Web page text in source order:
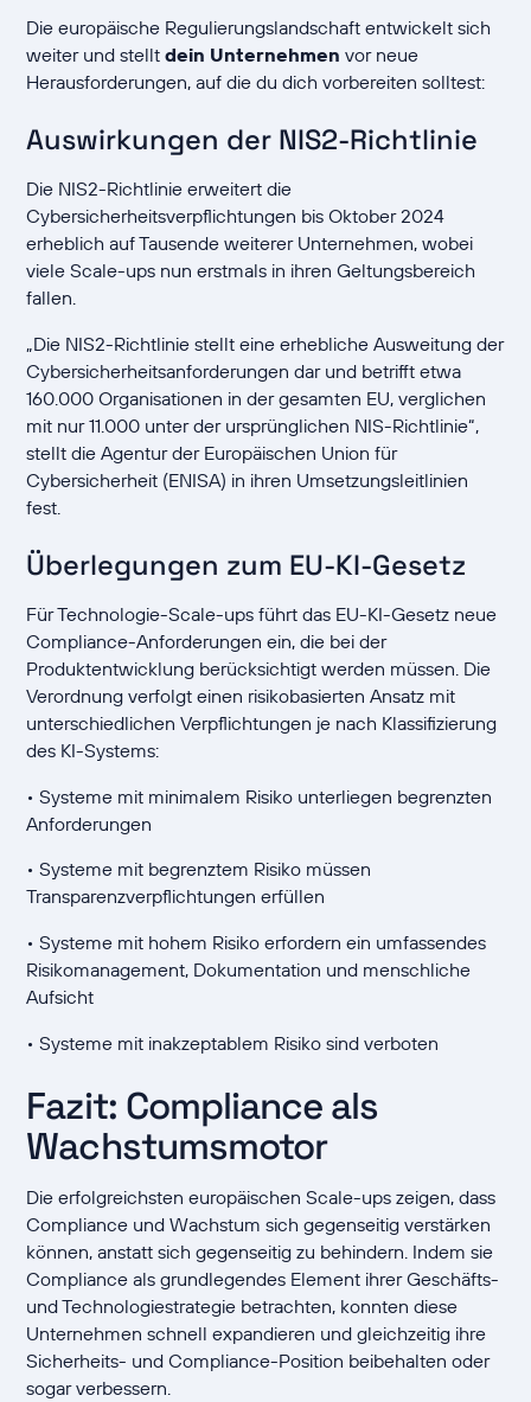
Die europäische Regulierungslandschaft entwickelt sich
weiter und stelltdein Unternehmen vor neue
Herausforderungen, auf die du dich vorbereiten solltest:
Auswirkungen der NIS2-Richtlinie
Die NIS2-Richtlinie erweitert die
Cybersicherheitsverpflichtungen bis Oktober 2024
erheblich auf Tausende weiterer Unternehmen, wobei
viele Scale-ups nun erstmals in ihren Geltungsbereich
fallen.
„Die NIS2-Richtlinie stellt eine erhebliche Ausweitung der
Cybersicherheitsanforderungen dar und betrifft etwa
160.000 Organisationen in der gesamten EU, verglichen
mit nur 11.000 unter der ursprünglichen NIS-Richtlinie“,
stellt die Agentur der Europäischen Union für
Cybersicherheit (ENISA) in ihren Umsetzungsleitlinien
fest.
Überlegungen zum EU-KI-Gesetz
Für Technologie-Scale-ups führt das EU-KI-Gesetz neue
Compliance-Anforderungen ein, die bei der
Produktentwicklung berücksichtigt werden müssen. Die
Verordnung verfolgt einen risikobasierten Ansatz mit
unterschiedlichen Verpflichtungen je nach Klassifizierung
des KI-Systems:
• Systeme mit minimalem Risiko unterliegen begrenzten
Anforderungen
• Systeme mit begrenztem Risiko müssen
Transparenzverpflichtungen erfüllen
• Systeme mit hohem Risiko erfordern ein umfassendes
Risikomanagement, Dokumentation und menschliche
Aufsicht
• Systeme mit inakzeptablem Risiko sind verboten
Fazit: Compliance als
Wachstumsmotor
Die erfolgreichsten europäischen Scale-ups zeigen, dass
Compliance und Wachstum sich gegenseitig verstärken
können, anstatt sich gegenseitig zu behindern. Indem sie
Compliance als grundlegendes Element ihrer Geschäfts-
und Technologiestrategie betrachten, konnten diese
Unternehmen schnell expandieren und gleichzeitig ihre
Sicherheits- und Compliance-Position beibehalten oder
sogar verbessern.